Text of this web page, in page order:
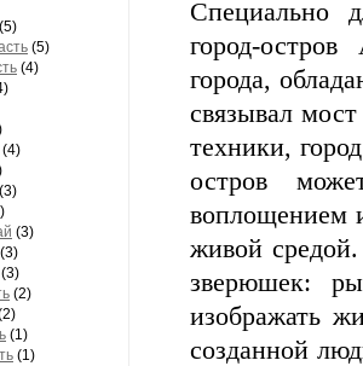
(5)
(5)
(4)
(4)
(3)
(3)
(3)
(3)
(2)
(1)
(1)
Специально
город-
города,
связывал
техники,
остров
воплощением
живой
зверюшек:
изображать
созданной